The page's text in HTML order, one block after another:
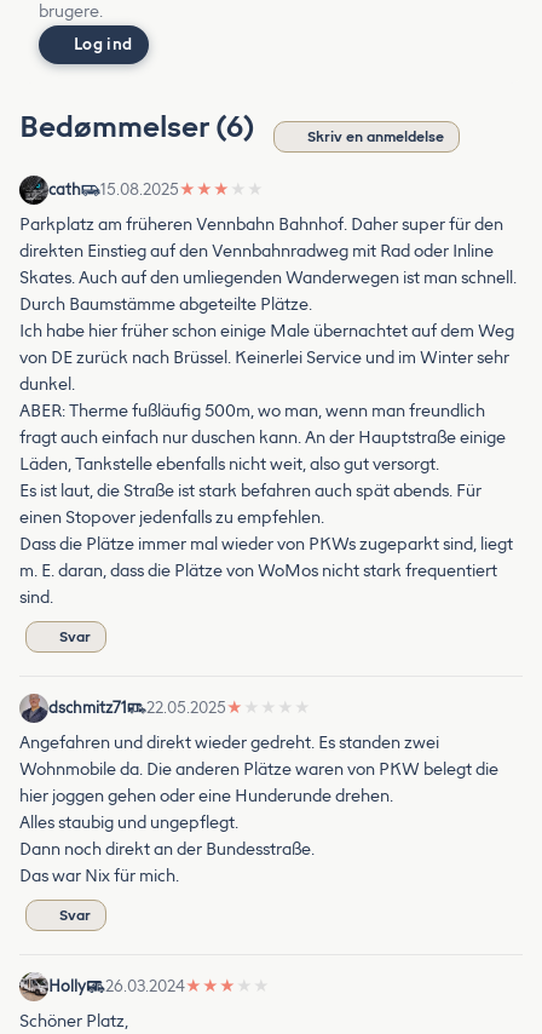
brugere.
Log ind
Bedømmelser (6) Skriv en anmeldelse
cath 15.08.2025★ ★ ★ ★ ★
Parkplatz am früheren Vennbahn Bahnhof. Daher super für den
direkten Einstieg auf den Vennbahnradweg mit Rad oder Inline
Skates. Auch auf den umliegenden Wanderwegen ist man schnell.
Durch Baumstämme abgeteilte Plätze.
Ich habe hier früher schon einige Male übernachtet auf dem Weg
von DE zurück nach Brüssel. Keinerlei Service und im Winter sehr
dunkel.
ABER: Therme fußläufig 500m, wo man, wenn man freundlich
fragt auch einfach nur duschen kann. An der Hauptstraße einige
Läden, Tankstelle ebenfalls nicht weit, also gut versorgt.
Es ist laut, die Straße ist stark befahren auch spät abends. Für
einen Stopover jedenfalls zu empfehlen.
Dass die Plätze immer mal wieder von PKWs zugeparkt sind, liegt
m. E. daran, dass die Plätze von WoMos nicht stark frequentiert
sind.
Svar
dschmitz71 22.05.2025★ ★ ★ ★ ★
Angefahren und direkt wieder gedreht. Es standen zwei
Wohnmobile da. Die anderen Plätze waren von PKW belegt die
hier joggen gehen oder eine Hunderunde drehen.
Alles staubig und ungepflegt.
Dann noch direkt an der Bundesstraße.
Das war Nix für mich.
Svar
Holly 26.03.2024★ ★ ★ ★ ★
Schöner Platz,